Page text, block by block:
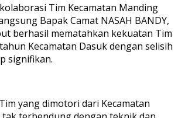
Tim Kecamatan Manding
Bapak Camat NASAH BANDY,
berhasil mematahkan kekuatan Tim
Kecamatan Dasuk dengan selisih
signifikan.
yang dimotori dari Kecamatan